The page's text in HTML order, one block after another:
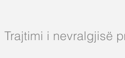
Trajtimi i nevralgjisë